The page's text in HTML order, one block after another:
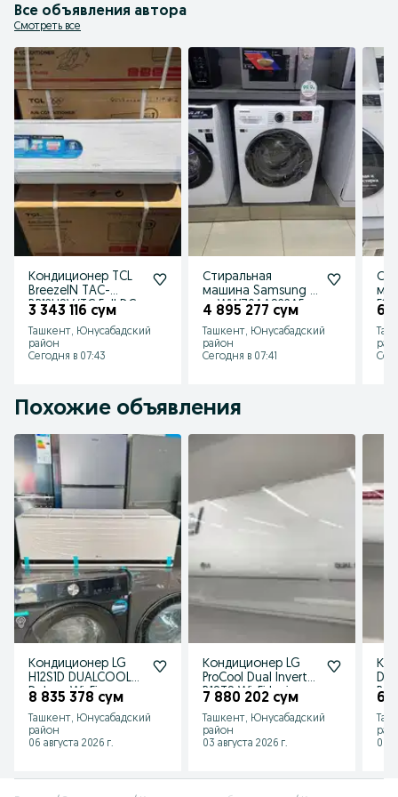
Все объявления автора
Смотреть все
Кондиционер TCL
BreezeIN TAC-
BR12HSV/TC Full DC
Inverter AI PTC
Heater
3 343 116 сум
Ташкент, Юнусабадский
район
Сегодня в 07:43
Стиральная
машина Samsung 7
кг WW70AAS22AE
Inverter EcoBubble
Steam
4 895 277 сум
Ташкент, Юнусабадский
район
Сегодня в 07:41
Wi-
6
Похожие объявления
Кондиционер LG
H12S1D DUALCOOL
Deluxe Wi-Fi
8 835 378 сум
Ташкент, Юнусабадский
район
06 августа 2026 г.
Кондиционер LG
ProCool Dual Inverter
B18TS Wi-Fi Ionizer+
7 880 202 сум
Ташкент, Юнусабадский
район
03 августа 2026 г.
6
06